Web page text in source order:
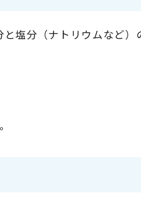
塩分（ナトリウムなど）